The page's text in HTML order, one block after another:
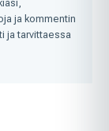
ja kommentin
ja tarvittaessa